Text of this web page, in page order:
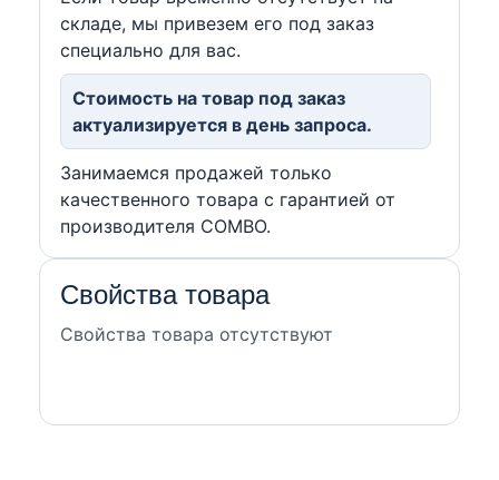
складе, мы привезем его под заказ
специально для вас.
Стоимость на товар под заказ
актуализируется в день запроса.
Занимаемся продажей только
качественного товара с гарантией от
производителя COMBO.
Свойства товара
Свойства товара отсутствуют